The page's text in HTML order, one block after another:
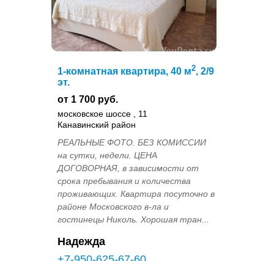
1-комнатная квартира, 40 м2, 2/9
эт.
от 1 700 руб.
московское шоссе , 11
Канавинский район
РЕАЛЬНЫЕ ФОТО. БЕЗ КОМИССИИ
на сутки, недели. ЦЕНА
ДОГОВОРНАЯ, в зависимости от
срока пребывания и количества
проживающих. Квартира посуточно в
районе Московского в-ла и
гостинецы Николь. Хорошая тран...
Надежда